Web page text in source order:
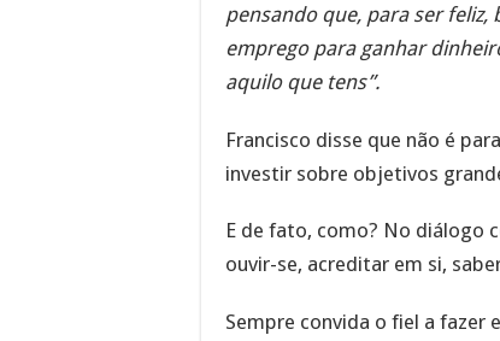
pensando que, para ser
emprego para ganhar
aquilo que tens”.
Francisco disse que não é
investir sobre objetivos
E de fato, como? No diálogo
ouvir-se, acreditar em si,
Sempre convida o fiel a fazer